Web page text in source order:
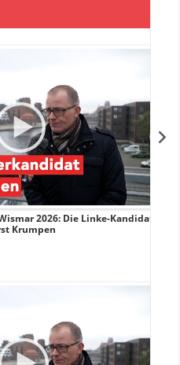
2026: Die Linke-Kandidat